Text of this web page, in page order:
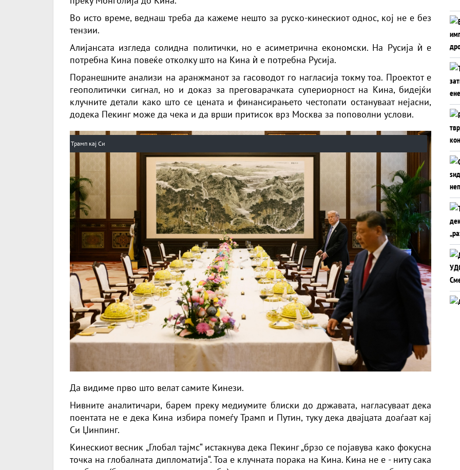
Во исто време, веднаш треба да кажеме нешто за руско-кинескиот однос, кој не е без
тензии.
Алијансата изгледа солидна политички, но е асиметрична економски. На Русија ѝ е
потребна Кина повеќе отколку што на Кина ѝ е потребна Русија.
Поранешните анализи на аранжманот за гасоводот го нагласија токму тоа. Проектот е
геополитички сигнал, но и доказ за преговарачката супериорност на Кина, бидејќи
клучните детали како што се цената и финансирањето честопати остануваат нејасни,
додека Пекинг може да чека и да врши притисок врз Москва за поповолни услови.
Трамп кај Си
Да видиме прво што велат самите Кинези.
Нивните аналитичари, барем преку медиумите блиски до државата, нагласуваат дека
поентата не е дека Кина избира помеѓу Трамп и Путин, туку дека двајцата доаѓаат кај
Си Џинпинг.
Кинескиот весник „Глобал тајмс“ истакнува дека Пекинг „брзо се појавува како фокусна
точка на глобалната дипломатија“. Тоа е клучната порака на Кина. Кина не е - ниту сака